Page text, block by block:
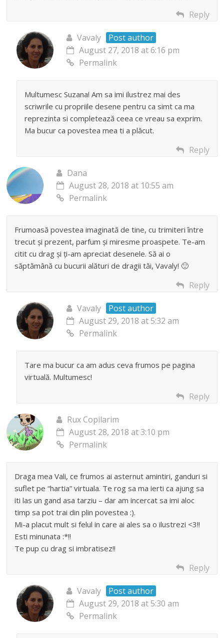
Reply
Vavaly
Post author
August 27, 2018 at 6:16 pm
Permalink
Multumesc Suzana! Am sa imi ilustrez mai des
scriwrile cu propriile desene pentru ca simt ca ma
reprezinta si completează ceea ce vreau sa exprim.
Ma bucur ca povestea mea ti a plăcut.
Reply
Dana
August 28, 2018 at 10:55 am
Permalink
Frumoasă povestea imaginată de tine, cu trimiteri între
trecut și prezent, parfum și miresme proaspete. Te-am
citit cu drag și ți-am apreciat desenele. Să ai o
săptămână cu bucurii alături de dragii tăi, Vavaly! 🙂
Reply
Vavaly
Post author
August 29, 2018 at 5:32 am
Permalink
Tare ma bucur ca am adus ceva frumos pe pagina
virtuală. Multumesc!
Reply
Rux Copilarim
August 28, 2018 at 3:10 pm
Permalink
Draga mea Vali, ce frumos ai asternut amintiri, ganduri si
suflet pe “hartia” virtuala. Te rog sa ma ierti ca ajung sa
iti las un gand asa tarziu – dar am incercat sa imi aloc
timp sa pot trai din plin povestea :).
Mi-a placut mult si felul in care ai ales sa o ilustrezi <3!!
Esti minunata :*!!
Te pup cu drag si imbratisez!!
Reply
Vavaly
Post author
August 29, 2018 at 5:30 am
Permalink